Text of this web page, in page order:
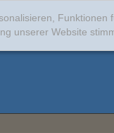
unserer Website